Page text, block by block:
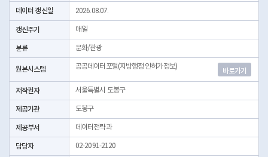
데이터 갱신일 2026.08.07.
갱신주기 매일
분류 문화/관광
원본시스템 공공데이터포털(지방행정 인허가정보)
바로가기
저작권자 서울특별시 도봉구
제공기관 도봉구
제공부서 데이터전략과
담당자 02-2091-2120